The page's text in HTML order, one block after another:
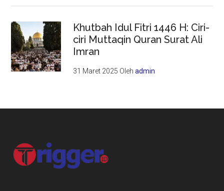
Khutbah Idul Fitri 1446 H: Ciri-
ciri Muttaqin Quran Surat Ali
Imran
31 Maret 2025 Olehadmin
Footer